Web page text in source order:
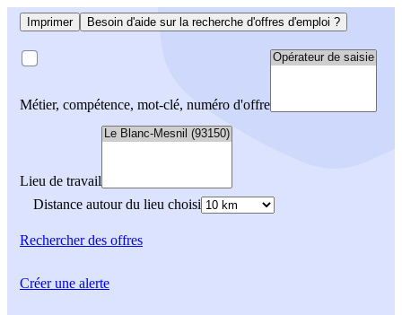
Imprimer Besoin d'aide sur la recherche d'offres d'emploi ?
Métier, compétence, mot-clé, numéro d'offre
Lieu de travail
Distance autour du lieu choisi
Rechercherdes offres
Créer une alerte